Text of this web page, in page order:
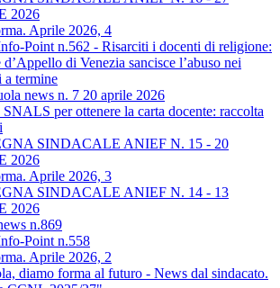
2026
Aprile 2026, 4
Point n.562 - Risarciti i docenti di religione:
di Venezia sancisce l’abuso nei
a termine
news n. 7 20 aprile 2026
per ottenere la carta docente: raccolta
SINDACALE ANIEF N. 15 - 20
2026
Aprile 2026, 3
SINDACALE ANIEF N. 14 - 13
2026
n.869
Point n.558
Aprile 2026, 2
diamo forma al futuro - News dal sindacato.